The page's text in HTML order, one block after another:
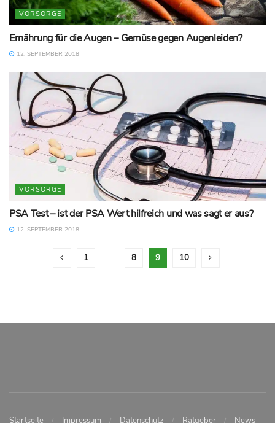
VORSORGE
Ernährung für die Augen – Gemüse gegen Augenleiden?
12. SEPTEMBER 2018
VORSORGE
PSA Test – ist der PSA Wert hilfreich und was sagt er aus?
12. SEPTEMBER 2018
1 … 8 9 10